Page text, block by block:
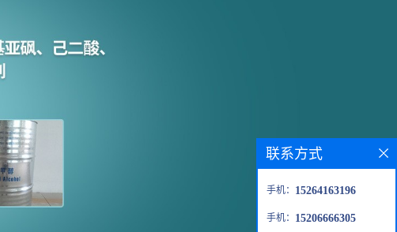
联系方式
手机： 15264163196
手机： 15206666305